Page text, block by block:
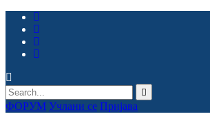
ФОРУМ Учлани се Пријава